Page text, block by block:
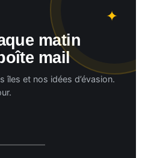
matin
mail
îles et nos idées d’évasion.